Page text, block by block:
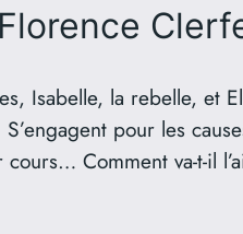
Isabelle, la rebelle, et
pour les
Comment va-t-il